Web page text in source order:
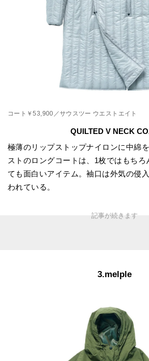
コート￥53,900／サウスツー ウエストエイト
QUILTED V NECK
極薄のリップストップナイロンに中綿
ストのロングコートは、1枚ではもちろ
ても面白いアイテム。袖口は外気の侵
われている。
3.melple